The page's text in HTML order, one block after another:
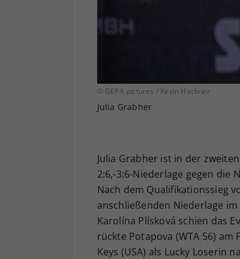
© GEPA pictures / Kevin Hackner
Julia Grabher
Julia Grabher ist in der
2:6,-3:6-Niederlage gegen die
Nach dem Qualifikationssieg
anschließenden Niederlage
Karolína Plísková schien das
rückte Potapova (WTA 56)
Keys (USA) als Lucky Loserin